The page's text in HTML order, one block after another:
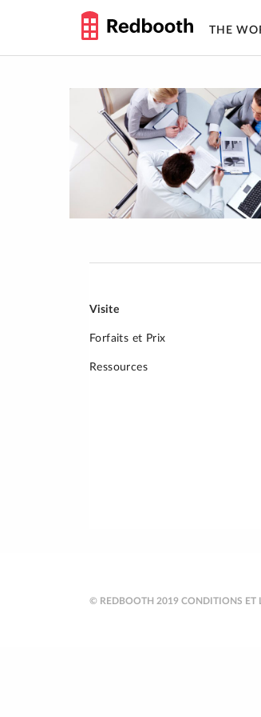
THE
Visite
Forfaits et Prix
Ressources
© REDBOOTH 2019 CONDITIONS ET